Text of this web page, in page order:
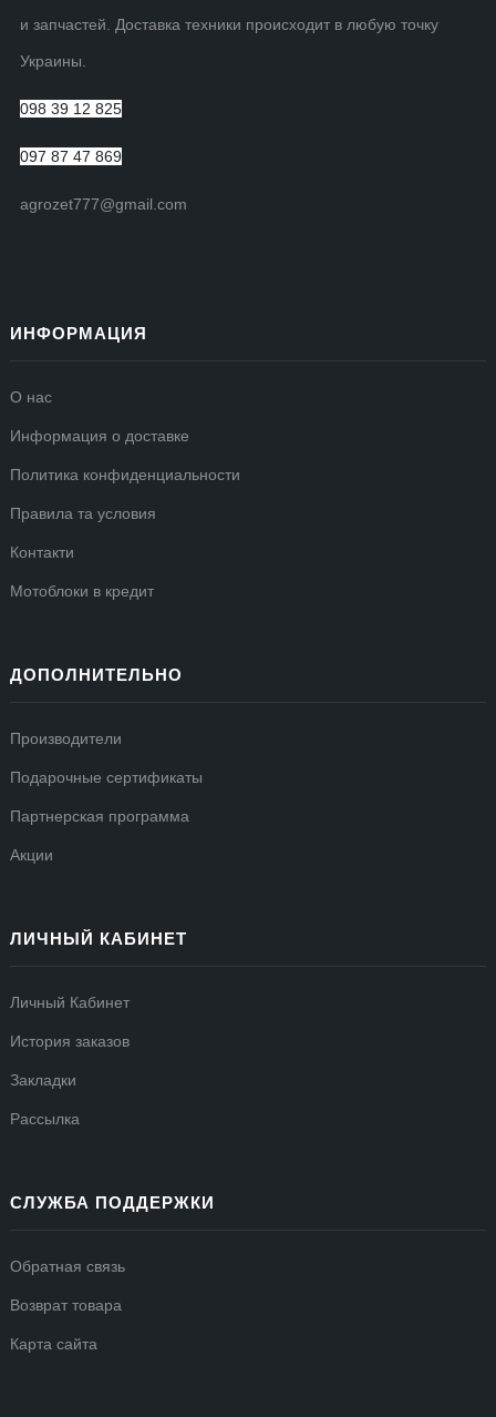
и запчастей. Доставка техники происходит в любую точку
Украины.
098 39 12 825
097 87 47 869
agrozet777@gmail.com
ИНФОРМАЦИЯ
О нас
Информация о доставке
Политика конфиденциальности
Правила та условия
Контакти
Мотоблоки в кредит
ДОПОЛНИТЕЛЬНО
Производители
Подарочные сертификаты
Партнерская программа
Акции
ЛИЧНЫЙ КАБИНЕТ
Личный Кабинет
История заказов
Закладки
Рассылка
СЛУЖБА ПОДДЕРЖКИ
Обратная связь
Возврат товара
Карта сайта